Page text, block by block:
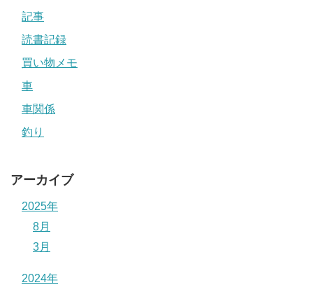
記事
読書記録
買い物メモ
車
車関係
釣り
アーカイブ
2025年
8月
3月
2024年